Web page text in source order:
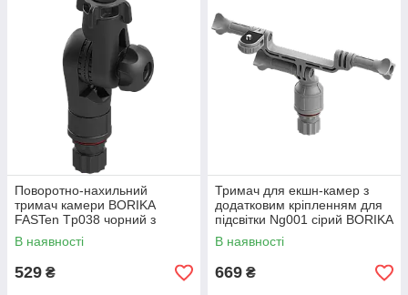
Поворотно-нахильний
тримач камери BORIKA
FASTen Tp038 чорний з
різьбовим з'єднанням 3/8"
(01.05.008.02.01)
В наявності
529 ₴
Тримач для екшн-камер з
додатковим кріпленням для
підсвітки Ng001 сірий BORIKA
FASTen (01.05.001.01.02)
В наявності
669 ₴